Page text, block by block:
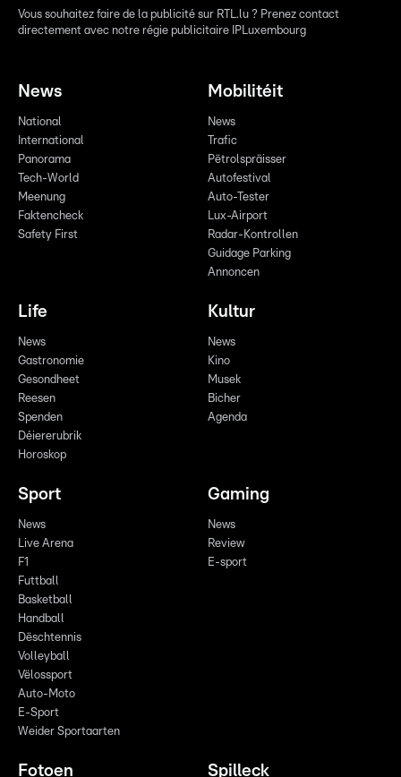
Vous souhaitez faire de la publicité sur RTL.lu ? Prenez contact
directement avec notre régie publicitaire IPLuxembourg
News
National
International
Panorama
Tech-World
Meenung
Faktencheck
Safety First
Mobilitéit
News
Trafic
Pëtrolspräisser
Autofestival
Auto-Tester
Lux-Airport
Radar-Kontrollen
Guidage Parking
Annoncen
Life
News
Gastronomie
Gesondheet
Reesen
Spenden
Déiererubrik
Horoskop
Kultur
News
Kino
Musek
Bicher
Agenda
Sport
News
Live Arena
F1
Futtball
Basketball
Handball
Dëschtennis
Volleyball
Vëlossport
Auto-Moto
E-Sport
Weider Sportaarten
Gaming
News
Review
E-sport
Fotoen Spilleck